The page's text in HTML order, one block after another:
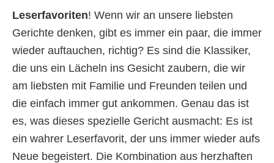
Leserfavoriten! Wenn wir an unsere liebsten
Gerichte denken, gibt es immer ein paar, die immer
wieder auftauchen, richtig? Es sind die Klassiker,
die uns ein Lächeln ins Gesicht zaubern, die wir
am liebsten mit Familie und Freunden teilen und
die einfach immer gut ankommen. Genau das ist
es, was dieses spezielle Gericht ausmacht: Es ist
ein wahrer Leserfavorit, der uns immer wieder aufs
Neue begeistert. Die Kombination aus herzhaften